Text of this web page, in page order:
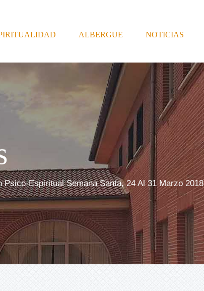
ALBERGUE NOTICIAS
Espiritual Semana Santa, 24 Al 31 Marzo 2018